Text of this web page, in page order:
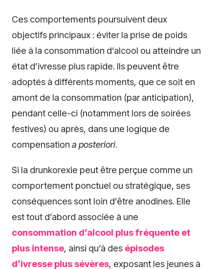
Ces comportements poursuivent deux
objectifs principaux : éviter la prise de poids
liée à la consommation d’alcool ou atteindre un
état d’ivresse plus rapide. Ils peuvent être
adoptés à différents moments, que ce soit en
amont de la consommation (par anticipation),
pendant celle-ci (notamment lors de soirées
festives) ou après, dans une logique de
compensation a posteriori.
Si la drunkorexie peut être perçue comme un
comportement ponctuel ou stratégique, ses
conséquences sont loin d’être anodines. Elle
est tout d’abord associée à une
consommation d’alcool plus fréquente et
plus intense, ainsi qu’à des épisodes
d’ivresse plus sévères, exposant les jeunes à